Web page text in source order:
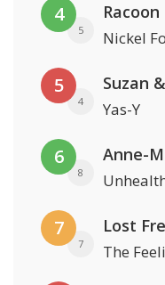
4
5
Racoon
Nickel
5
4
Suzan
Yas-Y
6
8
Anne-
7
7
Lost
The